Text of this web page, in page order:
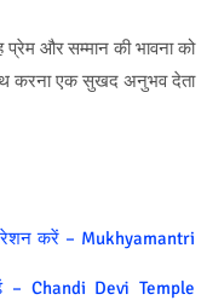
और सम्मान की भावना को
करना एक सुखद अनुभव देता
करें – Mukhyamantri
– Chandi Devi Temple